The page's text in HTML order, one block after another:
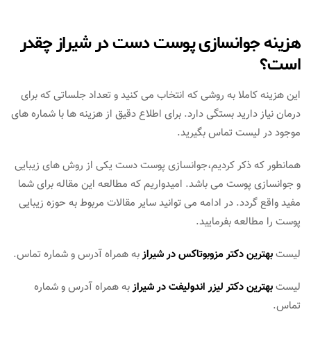
هزینه جوانسازی پوست دست در شیراز چقدر
است؟
این هزینه کاملا به روشی که انتخاب می کنید و تعداد جلساتی که برای
درمان نیاز دارید بستگی دارد. برای اطلاع دقیق از هزینه ها با شماره های
موجود در لیست تماس بگیرید.
همانطور که ذکر کردیم،جوانسازی پوست دست یکی از روش های زیبایی
و جوانسازی پوست می باشد. امیدواریم که مطالعه این مقاله برای شما
مفید واقع گردد. در ادامه می توانید سایر مقالات مربوط به حوزه زیبایی
پوست را مطالعه بفرمایید.
لیستبهترین دکتر مزوبوتاکس در شیرازبه همراه آدرس و شماره تماس.
لیستبهترین دکتر لیزر اندولیفت در شیرازبه همراه آدرس و شماره
تماس.